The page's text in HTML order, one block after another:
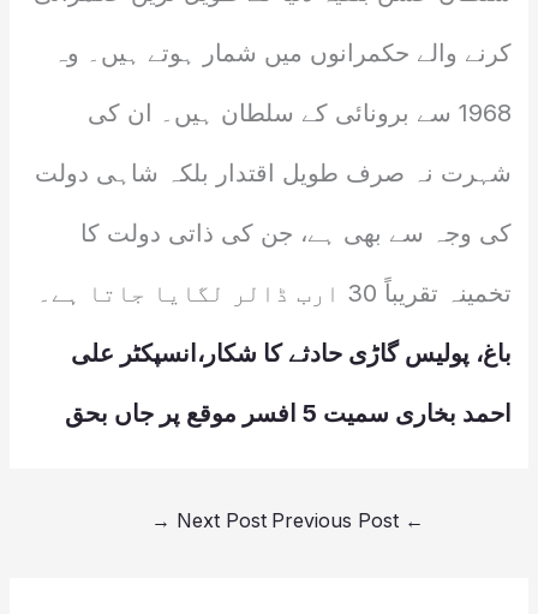
کرنے والے حکمرانوں میں شمار ہوتے ہیں۔ وہ
1968 سے برونائی کے سلطان ہیں۔ ان کی
شہرت نہ صرف طویل اقتدار بلکہ شاہی دولت
کی وجہ سے بھی ہے، جن کی ذاتی دولت کا
تخمینہ تقریباً 30 ارب ڈالر لگایا جاتا ہے۔
باغ، پولیس گاڑی حادثے کا شکار،انسپکٹر علی
احمد بخاری سمیت 5 افسر موقع پر جاں بحق
←
Next Post
→